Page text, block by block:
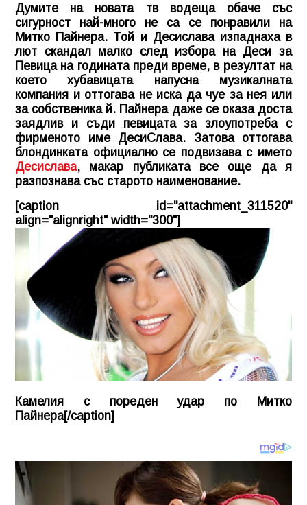
Думите на новата тв водеща обаче със
сигурност най-много не са се понравили на
Митко Пайнера. Той и Десислава изпаднаха в
лют скандал малко след избора на Деси за
Певица на годината преди време, в резултат на
което хубавицата напусна музикалната
компания и оттогава не иска да чуе за нея или
за собственика й. Пайнера даже се оказа доста
заядлив и съди певицата за злоупотреба с
фирменото име ДесиСлава. Затова оттогава
блондинката официално се подвизава с името
Десислава, макар публиката все още да я
разпознава със старото наименование.
[caption id="attachment_311520"
align="alignright" width="300"]
Камелия с пореден удар по Митко
Пайнера[/caption]